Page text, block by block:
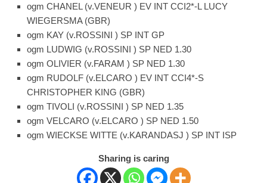
ogm CHANEL (v.VENEUR ) EV INT CCI2*-L LUCY
WIEGERSMA (GBR)
ogm KAY (v.ROSSINI ) SP INT GP
ogm LUDWIG (v.ROSSINI ) SP NED 1.30
ogm OLIVIER (v.FARAM ) SP NED 1.30
ogm RUDOLF (v.ELCARO ) EV INT CCI4*-S
CHRISTOPHER KING (GBR)
ogm TIVOLI (v.ROSSINI ) SP NED 1.35
ogm VELCARO (v.ELCARO ) SP NED 1.50
ogm WIECKSE WITTE (v.KARANDASJ ) SP INT ISP
Sharing is caring